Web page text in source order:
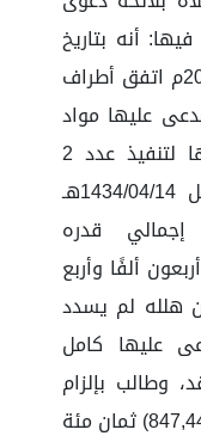
أنه بتاريخ
1434/04/13هـ الموافق 2013/02/23م اتفق أطراف
عليها مواد
البناء التي تطلبها المدعى عليها لتنفيذ عدد 2
مشروع لها وتاريخ ابتداء التعامل 1434/04/14هـ
24م بثمن إجمالي قدره
وأربعون ألفًا وأربع
هلله لم يسدد
عليها كامل
وطالب بإلزام
المدعى عليها بمبلغ وقدره (847,440.02) ثمان مئة